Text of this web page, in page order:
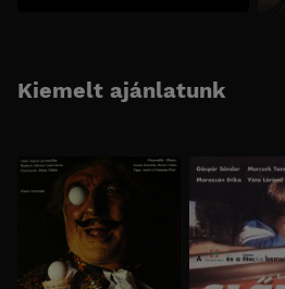
Kiemelt ajánlatunk